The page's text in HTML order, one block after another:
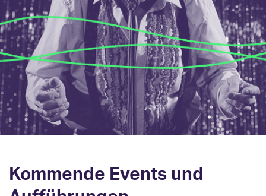
Kommende Events und